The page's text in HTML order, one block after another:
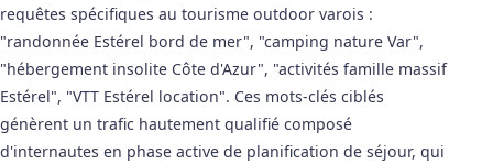
requêtes spécifiques au tourisme outdoor varois :
"randonnée Estérel bord de mer", "camping nature Var",
"hébergement insolite Côte d'Azur", "activités famille massif
Estérel", "VTT Estérel location". Ces mots-clés ciblés
génèrent un trafic hautement qualifié composé
d'internautes en phase active de planification de séjour, qui